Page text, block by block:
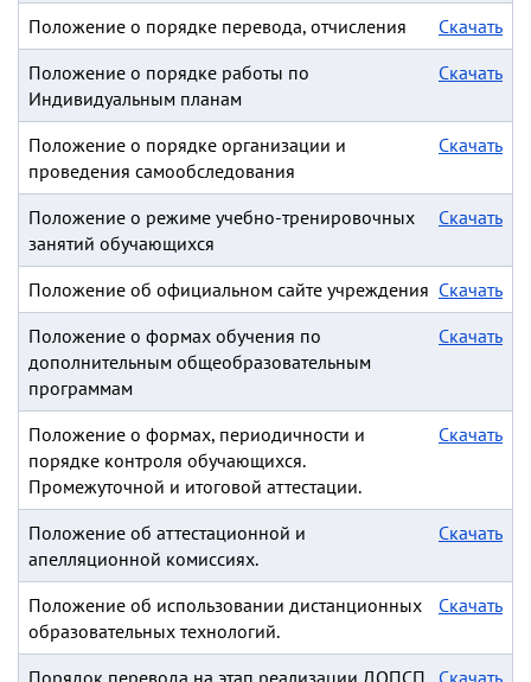
Скачать
Положение о порядке перевода, отчисления
Скачать
Положение о порядке работы по
Индивидуальным планам
Скачать
Положение о порядке организации и
проведения самообследования
Скачать
Положение о режиме учебно-тренировочных
занятий обучающихся
Скачать
Положение об официальном сайте учреждения
Скачать
Положение о формах обучения по
дополнительным общеобразовательным
программам
Скачать
Положение о формах, периодичности и
порядке контроля обучающихся.
Промежуточной и итоговой аттестации.
Скачать
Положение об аттестационной и
апелляционной комиссиях.
Скачать
Положение об использовании дистанционных
образовательных технологий.
Скачать
Порядок перевода на этап реализации ДОПСП